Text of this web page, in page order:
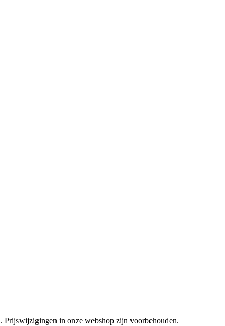
Prijswijzigingen in onze webshop zijn voorbehouden.